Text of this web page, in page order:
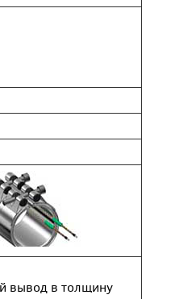
вывод в толщину